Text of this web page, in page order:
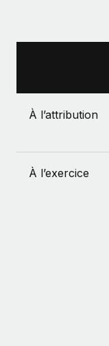
À l’attribution
À l’exercice